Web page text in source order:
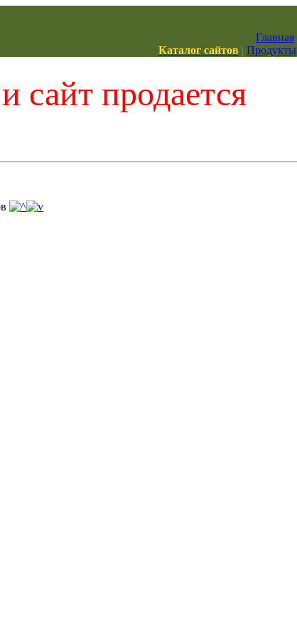
Главная
Каталог сайтов | Продукты
сайт продается